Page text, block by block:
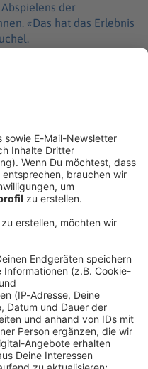
der
«Das hat das Erlebnis
wolle er erst «ganz
schon vor dem WM-
Recht dazu erst
ist gemacht.